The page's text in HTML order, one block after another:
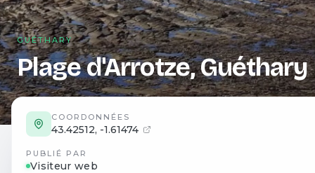
GUÉTHARY
Plage d'Arrotze, Guéthary
COORDONNÉES
43.42512, -1.61474
PUBLIÉ PAR
Visiteur web